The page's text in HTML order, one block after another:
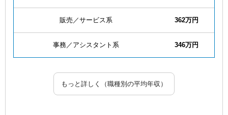
販売／サービス系 362万円
事務／アシスタント系 346万円
もっと詳しく（職種別の平均年収）